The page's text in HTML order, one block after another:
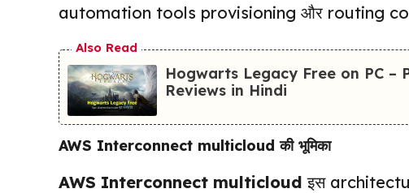
automation tools provisioning और routing
Also Read
Hogwarts Legacy Free on PC –
Reviews in Hindi
AWS Interconnect multicloud की भूमिका
AWS Interconnect multicloud इस